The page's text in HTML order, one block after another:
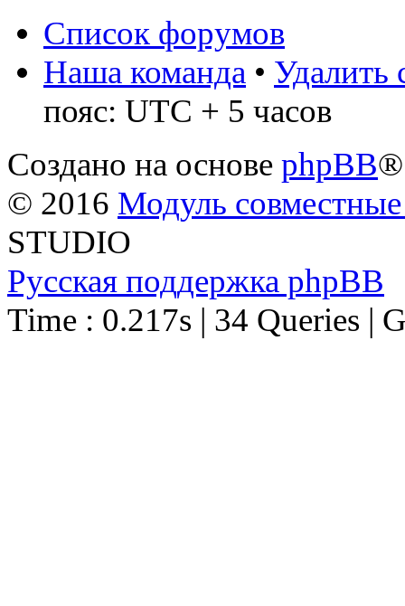
Список форумов
Наша команда • Удалить
пояс: UTC + 5 часов
Создано на основе phpBB®
© 2016 Модуль
STUDIO
Русская поддержка phpBB
Time : 0.217s | 34 Queries |